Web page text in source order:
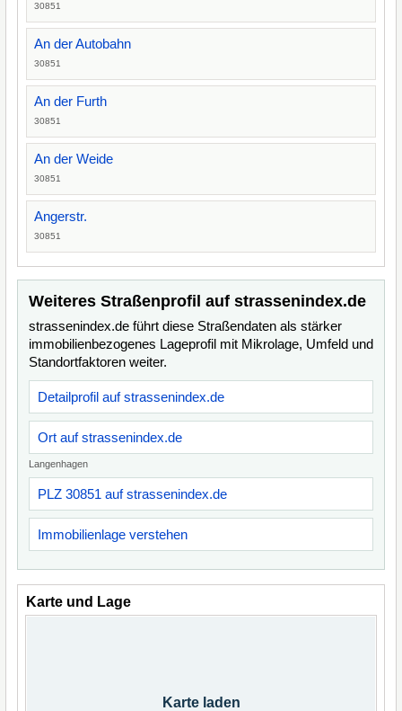
30851
An der Autobahn
30851
An der Furth
30851
An der Weide
30851
Angerstr.
30851
Weiteres Straßenprofil auf strassenindex.de
strassenindex.de führt diese Straßendaten als stärker
immobilienbezogenes Lageprofil mit Mikrolage, Umfeld und
Standortfaktoren weiter.
Detailprofil auf strassenindex.de
Ort auf strassenindex.de
Langenhagen
PLZ 30851 auf strassenindex.de
Immobilienlage verstehen
Karte und Lage
Karte laden